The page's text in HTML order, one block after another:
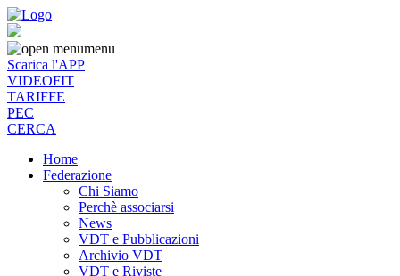
menu
Scarica l'APP
VIDEOFIT
TARIFFE
PEC
CERCA
Home
Federazione
Chi Siamo
Perchè associarsi
News
VDT e Pubblicazioni
Archivio VDT
VDT e Riviste